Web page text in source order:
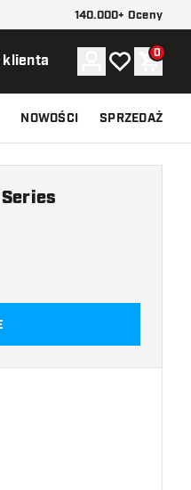
140.000+ Oceny
klienta Konto
Moja listaKoszyk
0
NOWOŚCI SPRZEDAŻ